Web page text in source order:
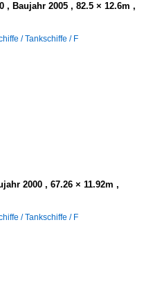
, Baujahr 2005 , 82.5 × 12.6m ,
/ Tankschiffe / F
2000 , 67.26 × 11.92m ,
/ Tankschiffe / F